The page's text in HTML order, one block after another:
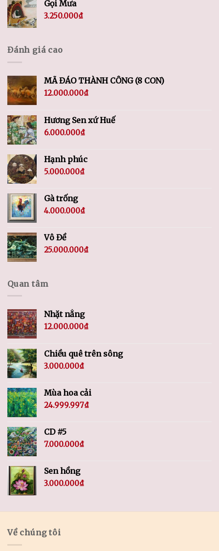
Gọi Mưa
3.250.000₫
Đánh giá cao
MÃ ĐÁO THÀNH CÔNG (8 CON)
12.000.000₫
Hương Sen xứ Huế
6.000.000₫
Hạnh phúc
5.000.000₫
Gà trống
4.000.000₫
Vô Đề
25.000.000₫
Quan tâm
Nhặt nắng
12.000.000₫
Chiều quê trên sông
3.000.000₫
Mùa hoa cải
24.999.997₫
CD #5
7.000.000₫
Sen hồng
3.000.000₫
Về chúng tôi